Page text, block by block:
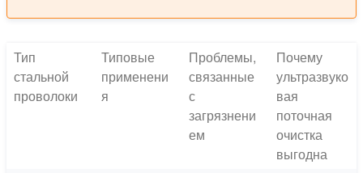
Тип
стальной
проволоки
Типовые
применени
я
Проблемы,
связанные
с
загрязнени
ем
Почему
ультразвуко
вая
поточная
очистка
выгодна